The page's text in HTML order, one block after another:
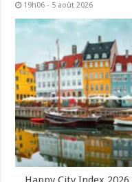
19h06 - 5 août 2026